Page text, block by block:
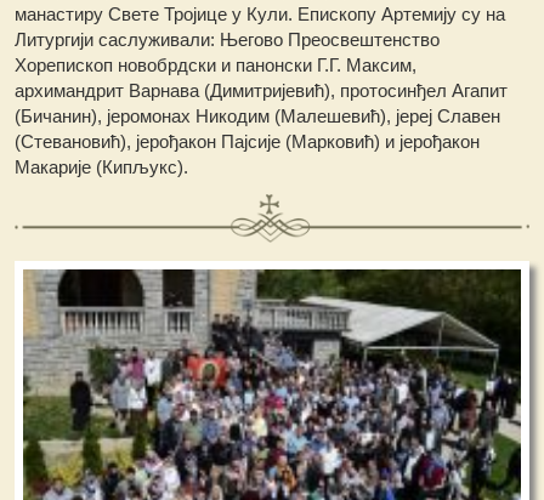
манастиру Свете Тројице у Кули. Епископу Артемију су на
Литургији саслуживали: Његово Преосвештенство
Хорепископ новобрдски и панонски Г.Г. Максим,
архимандрит Варнава (Димитријевић), протосинђел Агапит
(Бичанин), јеромонах Никодим (Малешевић), јереј Славен
(Стевановић), јерођакон Пајсије (Марковић) и јерођакон
Макарије (Кипљукс).